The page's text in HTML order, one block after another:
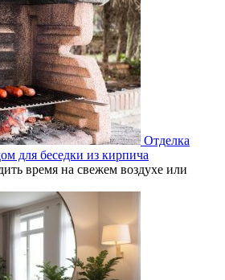
Отделка
для беседки из кирпича
время на свежем воздухе или